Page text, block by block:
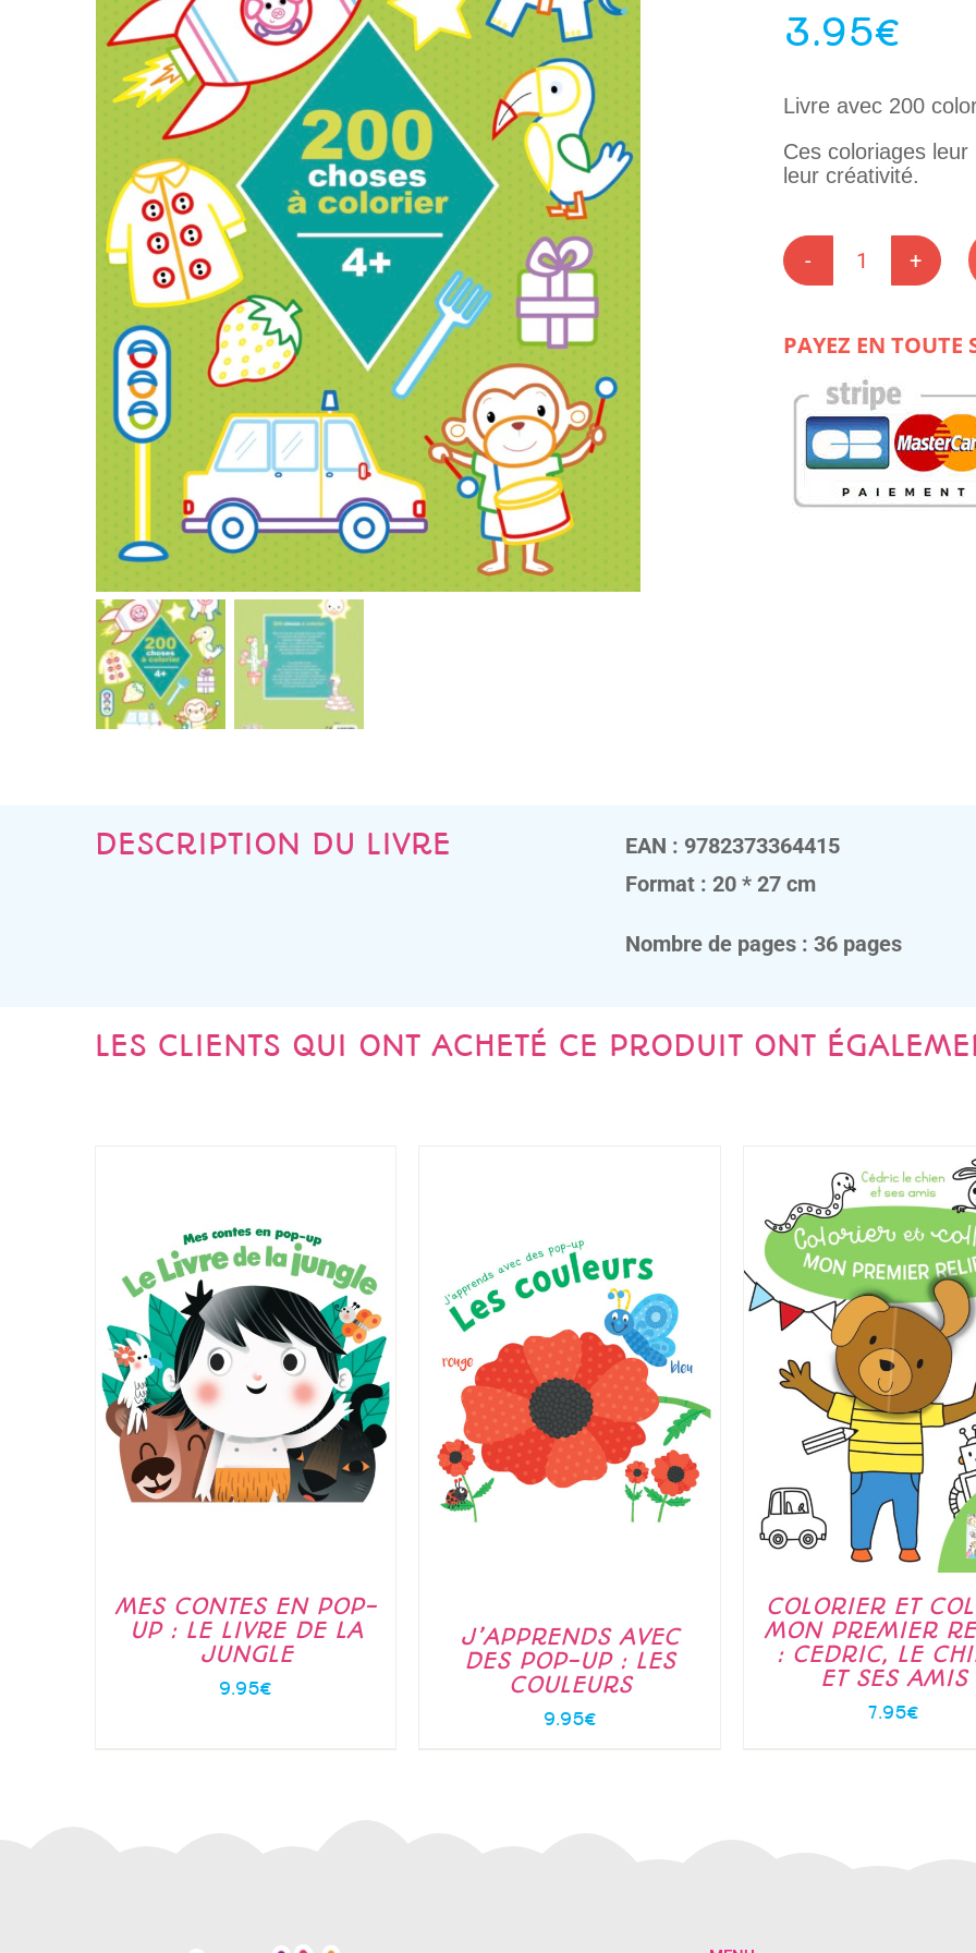
3.95€
Livre avec 200
Ces coloriages
leur créativité.
quantité
de
ROUTE
LA
-
200
CHOSES
A
PAYEZ EN TOUTE
DESCRIPTION DU LIVRE
EAN : 9782373364415
Format : 20 * 27 cm
Nombre de pages : 36 pages
LES CLIENTS QUI ONT ACHETÉ CE PRODUIT ONT
MES CONTES EN POP-
UP : LE LIVRE DE LA
JUNGLE
9.95€
J’APPRENDS AVEC
DES POP-UP : LES
COULEURS
9.95€
COLORIER ET
MON PREMIER
: CEDRIC, LE
ET SES AMIS
7.95€